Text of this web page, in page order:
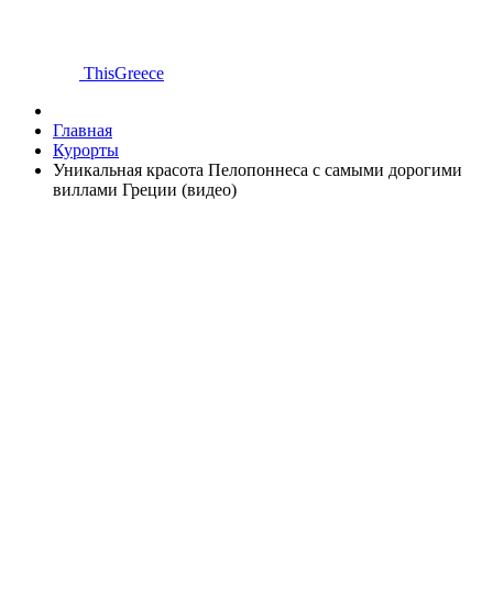
ThisGreece
Главная
Курорты
Уникальная красота Пелопоннеса с самыми дорогими
виллами Греции (видео)